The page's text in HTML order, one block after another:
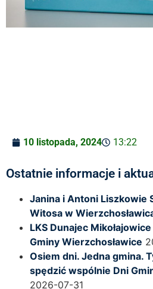
10 listopada, 2024 13:22
Ostatnie informacje i
Janina i Antoni Liszkowie
Witosa w
LKS Dunajec
Gminy Wierzchosławice
Osiem dni. Jedna gmina.
spędzić wspólnie Dni
2026-07-31